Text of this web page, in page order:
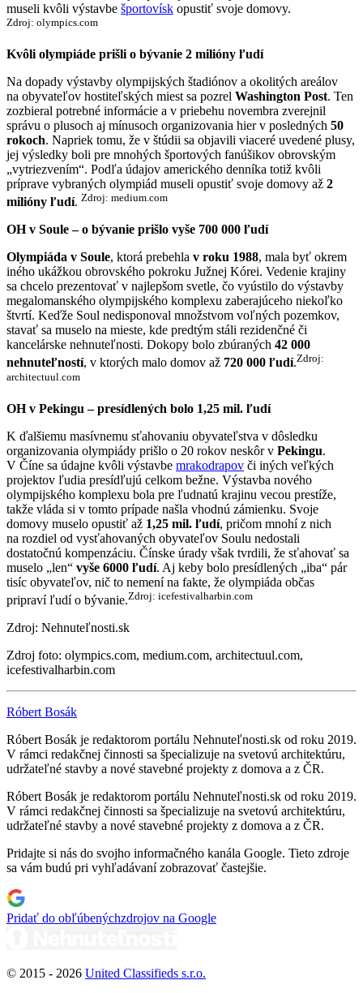
museli kvôli výstavbe športovísk opustiť svoje domovy.
Zdroj: olympics.com
Kvôli olympiáde prišli o bývanie 2 milióny ľudí
Na dopady výstavby olympijských štadiónov a okolitých areálov
na obyvateľov hostiteľských miest sa pozrel Washington Post. Ten
zozbieral potrebné informácie a v priebehu novembra zverejnil
správu o plusoch aj mínusoch organizovania hier v posledných 50
rokoch. Napriek tomu, že v štúdii sa objavili viaceré uvedené plusy,
jej výsledky boli pre mnohých športových fanúšikov obrovským
„vytriezvením“. Podľa údajov amerického denníka totiž kvôli
príprave vybraných olympiád museli opustiť svoje domovy až 2
milióny ľudí. Zdroj: medium.com
OH v Soule – o bývanie prišlo vyše 700 000 ľudí
Olympiáda v Soule, ktorá prebehla v roku 1988, mala byť okrem
iného ukážkou obrovského pokroku Južnej Kórei. Vedenie krajiny
sa chcelo prezentovať v najlepšom svetle, čo vyústilo do výstavby
megalomanského olympijského komplexu zaberajúceho niekoľko
štvrtí. Keďže Soul nedisponoval množstvom voľných pozemkov,
stavať sa muselo na mieste, kde predtým stáli rezidenčné či
kancelárske nehnuteľnosti. Dokopy bolo zbúraných 42 000
nehnuteľností, v ktorých malo domov až 720 000 ľudí.Zdroj:
architectuul.com
OH v Pekingu – presídlených bolo 1,25 mil. ľudí
K ďalšiemu masívnemu sťahovaniu obyvateľstva v dôsledku
organizovania olympiády prišlo o 20 rokov neskôr v Pekingu.
V Číne sa údajne kvôli výstavbe mrakodrapov či iných veľkých
projektov ľudia presídľujú celkom bežne. Výstavba nového
olympijského komplexu bola pre ľudnatú krajinu vecou prestíže,
takže vláda si v tomto prípade našla vhodnú zámienku. Svoje
domovy muselo opustiť až 1,25 mil. ľudí, pričom mnohí z nich
na rozdiel od vysťahovaných obyvateľov Soulu nedostali
dostatočnú kompenzáciu. Čínske úrady však tvrdili, že sťahovať sa
muselo „len“ vyše 6000 ľudí. Aj keby bolo presídlených „iba“ pár
tisíc obyvateľov, nič to nemení na fakte, že olympiáda občas
pripraví ľudí o bývanie.Zdroj: icefestivalharbin.com
Zdroj: Nehnuteľnosti.sk
Zdroj foto: olympics.com, medium.com, architectuul.com,
icefestivalharbin.com
Róbert Bosák
Róbert Bosák je redaktorom portálu Nehnuteľnosti.sk od roku 2019.
V rámci redakčnej činnosti sa špecializuje na svetovú architektúru,
udržateľné stavby a nové stavebné projekty z domova a z ČR.
Róbert Bosák je redaktorom portálu Nehnuteľnosti.sk od roku 2019.
V rámci redakčnej činnosti sa špecializuje na svetovú architektúru,
udržateľné stavby a nové stavebné projekty z domova a z ČR.
Pridajte si nás do svojho informačného kanála Google. Tieto zdroje
sa vám budú pri vyhľadávaní zobrazovať častejšie.
Pridať do obľúbenýchzdrojov na Google
© 2015 - 2026 United Classifieds s.r.o.